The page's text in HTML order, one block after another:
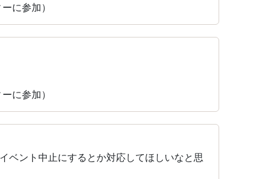
に参加）
に参加）
ベント中止にするとか対応してほしいなと思